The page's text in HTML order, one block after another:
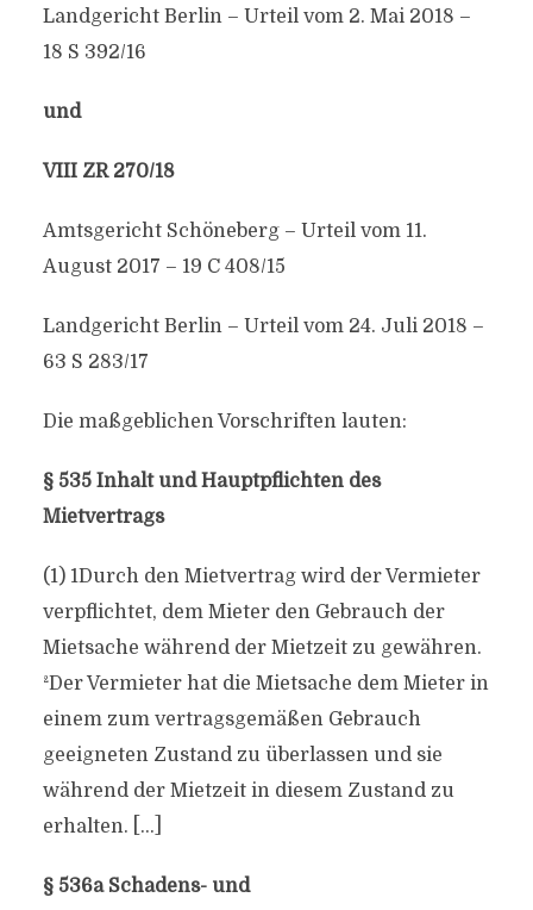
Landgericht Berlin – Urteil vom 2. Mai 2018 –
18 S 392/16
und
VIII ZR 270/18
Amtsgericht Schöneberg – Urteil vom 11.
August 2017 – 19 C 408/15
Landgericht Berlin – Urteil vom 24. Juli 2018 –
63 S 283/17
Die maßgeblichen Vorschriften lauten:
§ 535 Inhalt und Hauptpflichten des
Mietvertrags
(1) 1Durch den Mietvertrag wird der Vermieter
verpflichtet, dem Mieter den Gebrauch der
Mietsache während der Mietzeit zu gewähren.
²Der Vermieter hat die Mietsache dem Mieter in
einem zum vertragsgemäßen Gebrauch
geeigneten Zustand zu überlassen und sie
während der Mietzeit in diesem Zustand zu
erhalten. […]
§ 536a Schadens- und